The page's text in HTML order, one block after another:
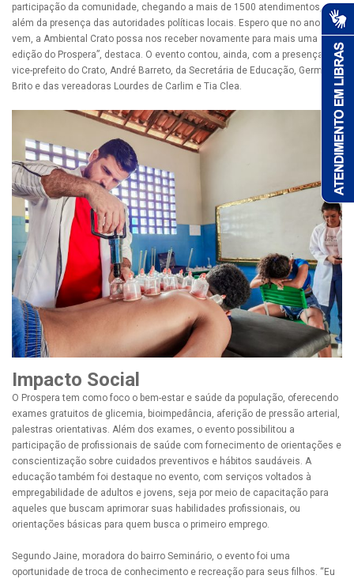
participação da comunidade, chegando a mais de 1500 atendimentos,
além da presença das autoridades políticas locais. Espero que no ano que
vem, a Ambiental Crato possa nos receber novamente para mais uma
edição do Prospera”, destaca. O evento contou, ainda, com a presença do
vice-prefeito do Crato, André Barreto, da Secretária de Educação, Germana
Brito e das vereadoras Lourdes de Carlim e Tia Clea.
Impacto Social
O Prospera tem como foco o bem-estar e saúde da população, oferecendo
exames gratuitos de glicemia, bioimpedância, aferição de pressão arterial,
palestras orientativas. Além dos exames, o evento possibilitou a
participação de profissionais de saúde com fornecimento de orientações e
conscientização sobre cuidados preventivos e hábitos saudáveis. A
educação também foi destaque no evento, com serviços voltados à
empregabilidade de adultos e jovens, seja por meio de capacitação para
aqueles que buscam aprimorar suas habilidades profissionais, ou
orientações básicas para quem busca o primeiro emprego.
Segundo Jaine, moradora do bairro Seminário, o evento foi uma
oportunidade de troca de conhecimento e recreação para seus filhos. “Eu